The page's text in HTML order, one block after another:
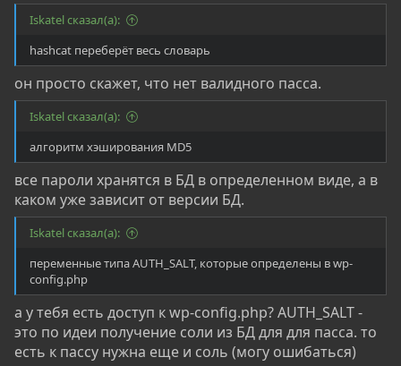
Iskatel сказал(а):
hashcat переберёт весь словарь
он просто скажет, что нет валидного пасса.
Iskatel сказал(а):
алгоритм хэширования MD5
все пароли хранятся в БД в определенном виде, а в
каком уже зависит от версии БД.
Iskatel сказал(а):
переменные типа AUTH_SALT, которые определены в wp-
config.php
а у тебя есть доступ к wp-config.php? AUTH_SALT -
это по идеи получение соли из БД для для пасса. то
есть к пассу нужна еще и соль (могу ошибаться)